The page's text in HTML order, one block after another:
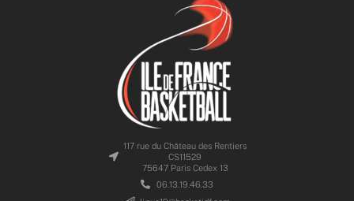
117 rue du Château des Rentiers
CS11529
75647 Paris Cedex 13
06.13.19.46.33